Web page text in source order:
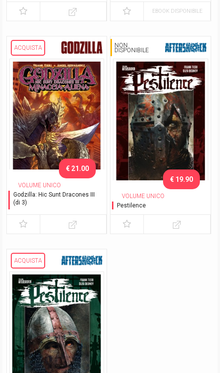
EBOOK DISPONIBILE
ACQUISTA
VOLUME UNICO
Godzilla: Hic Sunt Dracones III
(di 3)
con Slipcase
€ 21.00
NON
DISPONIBILE
VOLUME UNICO
Pestilence
€ 19.90
ACQUISTA